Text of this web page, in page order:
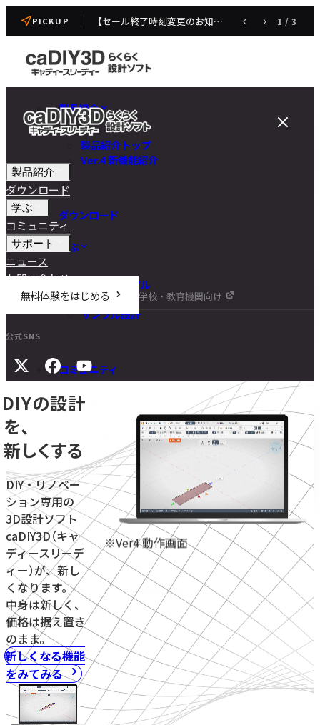
PICKUP 【セール終了時刻変更のお知らせ】caDIY3D V4 発売記念セール ‹ › 1 /3
製品紹介
製品紹介トップ
Ver.4 新機能紹介
ダウンロード
学ぶ
チュートリアル
DIY講座
サンプル設計
コミュニティ
サポート
よくある質問
マニュアル
旧バージョンダウンロード
ニュース
お問い合わせ
学校・教育機関向け 無料体験をはじめる
製品紹介
ダウンロード
学ぶ
コミュニティ
サポート
ニュース
お問い合わせ
無料体験をはじめる
学校・教育機関向け
公式SNS
DIYの設計
を、
新しくする
DIY・リノベー
ション専用の
3D設計ソフト
caDIY3D（キャ
ディースリーデ
ィー）が、新し
くなります。
中身は新しく、
価格は据え置き
のまま。
新しくなる機能
をみてみる
※Ver4 動作画面